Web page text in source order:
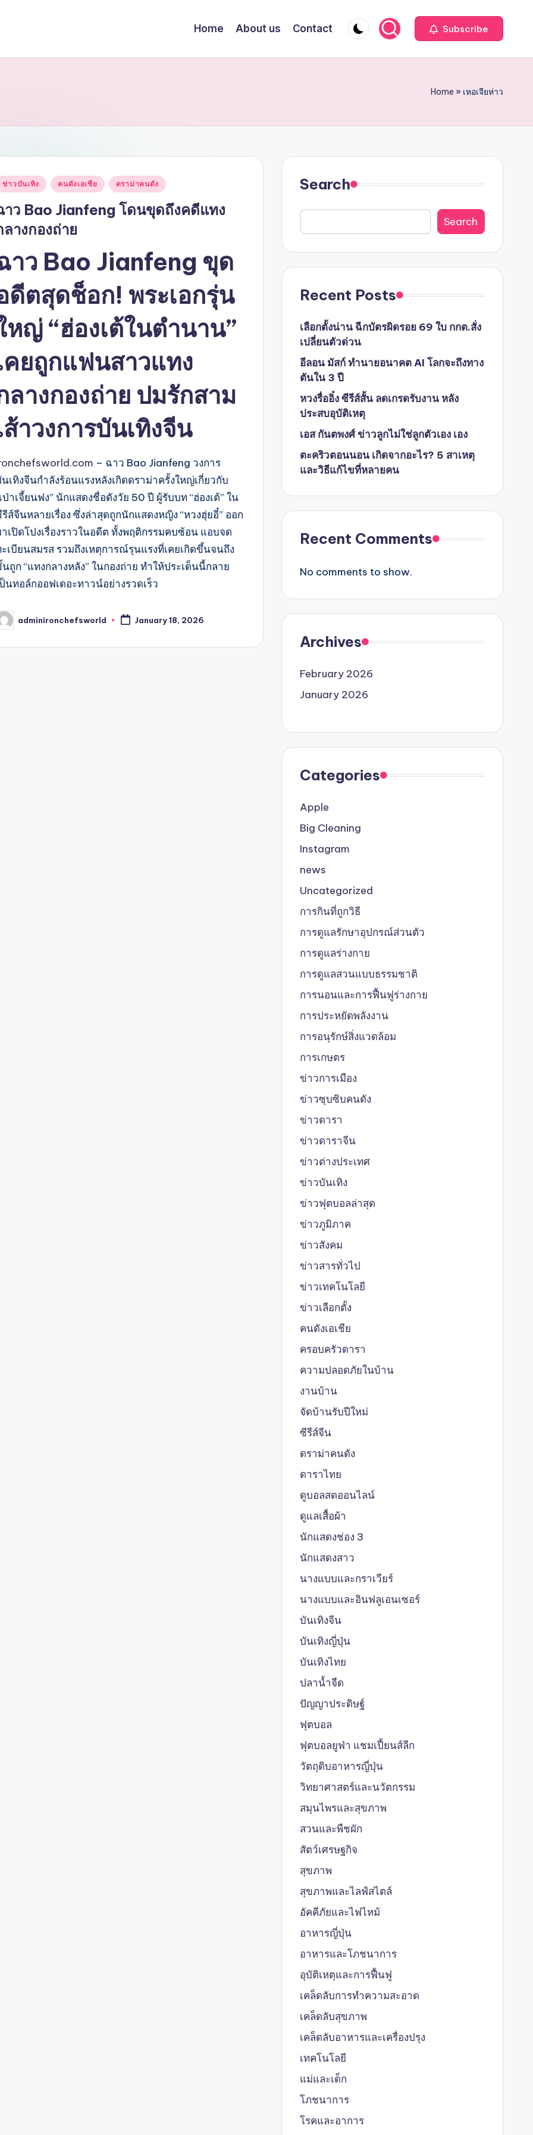
Home About us Contact Subscribe
Home » เหอเจียห่าว
ข่าวบันเทิง คนดังเอเชีย ดราม่าคนดัง
าว Bao Jianfeng โดนขุดถึงคดีแทง
ลางกองถ่าย
าว Bao Jianfeng ขุด
ดีตสุดช็อก! พระเอกรุ่น
หญ่ “ฮ่องเต้ในตำนาน”
คยถูกแฟนสาวแทง
ลางกองถ่าย ปมรักสาม
ส้าวงการบันเทิงจีน
– ฉาว Bao Jianfeng วงการ
เทิงจีนกำลังร้อนแรงหลังเกิดดราม่าครั้งใหญ่เกี่ยวกับ
ป่าเจี้ยนฟง” นักแสดงชื่อดังวัย 50 ปี ผู้รับบท “ฮ่องเต้” ใน
ส์จีนหลายเรื่อง ซึ่งล่าสุดถูกนักแสดงหญิง “หวงฮุ่ยอี๋” ออก
เปิดโปงเรื่องราวในอดีต ทั้งพฤติกรรมคบซ้อน แอบจด
เบียนสมรส รวมถึงเหตุการณ์รุนแรงที่เคยเกิดขึ้นจนถึง
ถูก “แทงกลางหลัง” ในกองถ่าย ทำให้ประเด็นนี้กลาย
นทอล์กออฟเดอะทาวน์อย่างรวดเร็ว
adminironchefsworld January 18, 2026
Search
Search
Recent Posts
เลือกตั้งน่าน ฉีกบัตรผิดรอย 69 ใบ กกต.สั่ง
เปลี่ยนตัวด่วน
อีลอน มัสก์ ทำนายอนาคต AI โลกจะถึงทาง
ตันใน 3 ปี
หวงรื่ออิ๋ง ซีรีส์สั้น ลดเกรดรับงาน หลัง
ประสบอุบัติเหตุ
เอส กันตพงศ์ ข่าวลูกไม่ใช่ลูกตัวเอง เอง
ตะคริวตอนนอน เกิดจากอะไร? 5 สาเหตุ
และวิธีแก้ไขที่หลายคน
Recent Comments
No comments to show.
Archives
February 2026
January 2026
Categories
Apple
Big Cleaning
Instagram
news
Uncategorized
การกินที่ถูกวิธี
การดูแลรักษาอุปกรณ์ส่วนตัว
การดูแลร่างกาย
การดูแลสวนแบบธรรมชาติ
การนอนและการฟื้นฟูร่างกาย
การประหยัดพลังงาน
การอนุรักษ์สิ่งแวดล้อม
การเกษตร
ข่าวการเมือง
ข่าวซุบซิบคนดัง
ข่าวดารา
ข่าวดาราจีน
ข่าวต่างประเทศ
ข่าวบันเทิง
ข่าวฟุตบอลล่าสุด
ข่าวภูมิภาค
ข่าวสังคม
ข่าวสารทั่วไป
ข่าวเทคโนโลยี
ข่าวเลือกตั้ง
คนดังเอเชีย
ครอบครัวดารา
ความปลอดภัยในบ้าน
งานบ้าน
จัดบ้านรับปีใหม่
ซีรีส์จีน
ดราม่าคนดัง
ดาราไทย
ดูบอลสดออนไลน์
ดูแลเสื้อผ้า
นักแสดงช่อง 3
นักแสดงสาว
นางแบบและกราเวียร์
นางแบบและอินฟลูเอนเซอร์
บันเทิงจีน
บันเทิงญี่ปุ่น
บันเทิงไทย
ปลาน้ำจืด
ปัญญาประดิษฐ์
ฟุตบอล
ฟุตบอลยูฟ่า แชมเปี้ยนส์ลีก
วัตถุดิบอาหารญี่ปุ่น
วิทยาศาสตร์และนวัตกรรม
สมุนไพรและสุขภาพ
สวนและพืชผัก
สัตว์เศรษฐกิจ
สุขภาพ
สุขภาพและไลฟ์สไตล์
อัคคีภัยและไฟไหม้
อาหารญี่ปุ่น
อาหารและโภชนาการ
อุบัติเหตุและการฟื้นฟู
เคล็ดลับการทำความสะอาด
เคล็ดลับสุขภาพ
เคล็ดลับอาหารและเครื่องปรุง
เทคโนโลยี
แม่และเด็ก
โภชนาการ
โรคและอาการ